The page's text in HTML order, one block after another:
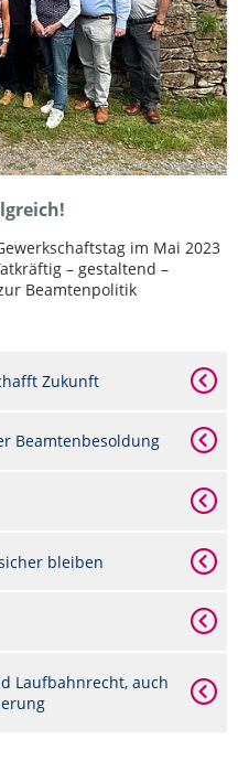
im Mai 2023
– gestaltend –
Beamtenpolitik
Zukunft
Beamtenbesoldung
bleiben
Laufbahnrecht, auch